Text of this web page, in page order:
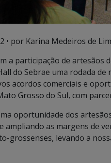
• por Karina Medeiros de
a participação de
do Sebrae uma rodada
acordos comerciais e
Grosso do Sul, com
oportunidade dos
as margens de
grossenses, levando a